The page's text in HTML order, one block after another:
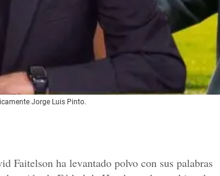
Jorge Luis Pinto.
Faitelson ha levantado polvo con sus palabras